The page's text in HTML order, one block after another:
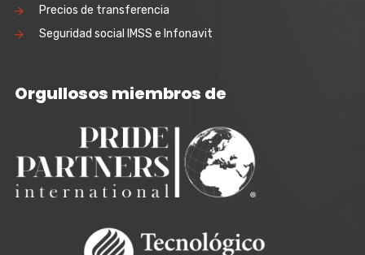
Precios de transferencia
Seguridad social IMSS e Infonavit
Orgullosos miembros de